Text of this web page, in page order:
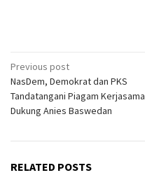
Post
navigation
Previous post
NasDem, Demokrat dan PKS
Tandatangani Piagam Kerjasama
Dukung Anies Baswedan
RELATED POSTS